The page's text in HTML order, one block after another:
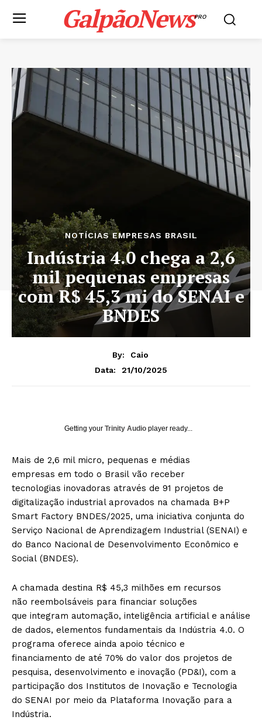
GalpãoNewsPRO
NOTÍCIAS EMPRESAS BRASIL
Indústria 4.0 chega a 2,6
mil pequenas empresas
com R$ 45,3 mi do SENAI e
BNDES
By:
Caio
Data:
21/10/2025
Getting your Trinity Audio player ready...
Mais de 2,6 mil micro, pequenas e médias
empresas em todo o Brasil vão receber
tecnologias inovadoras através de 91 projetos de
digitalização industrial aprovados na chamada B+P
Smart Factory BNDES/2025, uma iniciativa conjunta do
Serviço Nacional de Aprendizagem Industrial (SENAI) e
do Banco Nacional de Desenvolvimento Econômico e
Social (BNDES).
A chamada destina R$ 45,3 milhões em recursos
não reembolsáveis para financiar soluções
que integram automação, inteligência artificial e análise
de dados, elementos fundamentais da Indústria 4.0. O
programa oferece ainda apoio técnico e
financiamento de até 70% do valor dos projetos de
pesquisa, desenvolvimento e inovação (PD&I), com a
participação dos Institutos de Inovação e Tecnologia
do SENAI por meio da Plataforma Inovação para a
Indústria.